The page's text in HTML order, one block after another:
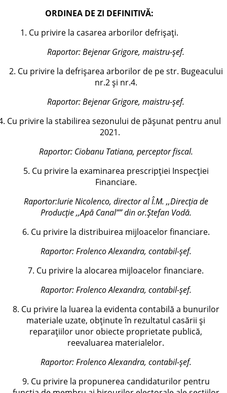
ORDINEA DE ZI DEFINITIVĂ:
1. Cu privire la casarea arborilor defrișați.
Raportor: Bejenar Grigore, maistru-șef.
2. Cu privire la defrișarea arborilor de pe str. Bugeacului
nr.2 și nr.4.
Raportor: Bejenar Grigore, maistru-șef.
Cu privire la stabilirea sezonului de pășunat pentru anul
2021.
Raportor: Ciobanu Tatiana, perceptor fiscal.
5. Cu privire la examinarea prescripției Inspecției
Financiare.
Raportor:Iurie Nicolenco, director al Î.M. ,,Direcția de
Producție ,,Apă Canal”” din or.Ștefan Vodă.
6. Cu privire la distribuirea mijloacelor financiare.
Raportor:Frolenco Alexandra, contabil-șef.
7. Cu privire la alocarea mijloacelor financiare.
Raportor:Frolenco Alexandra, contabil-șef.
8. Cu privire la luarea la evidenta contabilă a bunurilor
materiale uzate, obținute în rezultatul casării și
reparațiilor unor obiecte proprietate publică,
reevaluarea materialelor.
Raportor:Frolenco Alexandra, contabil-șef.
9. Cu privire la propunerea candidaturilor pentru